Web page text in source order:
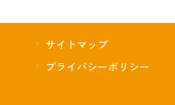
サイトマップ
プライバシーポリシー